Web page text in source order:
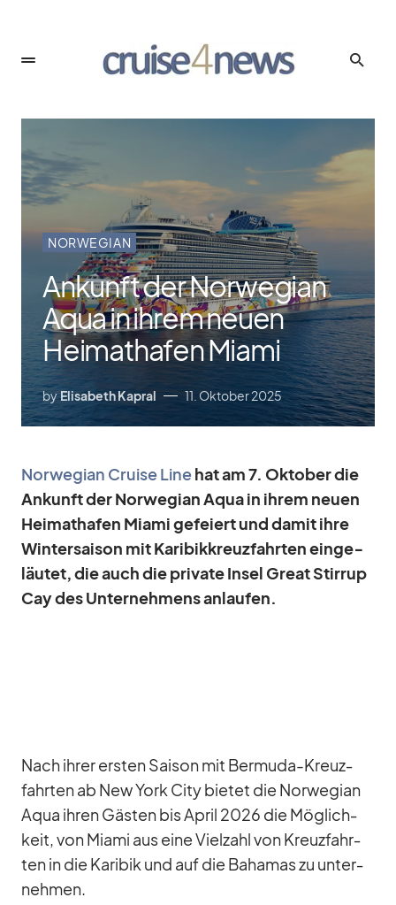
NORWEGIAN
Ankunft der Norwegian
Aqua in ihrem neuen
Heimathafen Miami
byElisabeth Kapral 11. Oktober 2025
Nor­we­gian Cruise Linehat am 7. Ok­to­ber die
An­kunft der Nor­we­gian Aqua in ih­rem neuen
Hei­mat­ha­fen Mi­ami ge­fei­ert und da­mit ihre
Win­ter­sai­son mit Ka­ri­bik­kreuz­fahr­ten ein­ge­
läu­tet, die auch die pri­vate In­sel Great Stir­rup
Cay des Un­ter­neh­mens an­lau­fen.
Nach ih­rer ers­ten Sai­son mit Ber­muda-Kreuz­
fahr­ten ab New York City bie­tet die Nor­we­gian
Aqua ih­ren Gäs­ten bis April 2026 die Mög­lich­
keit, von Mi­ami aus eine Viel­zahl von Kreuz­fahr­
ten in die Ka­ri­bik und auf die Ba­ha­mas zu un­ter­
neh­men.